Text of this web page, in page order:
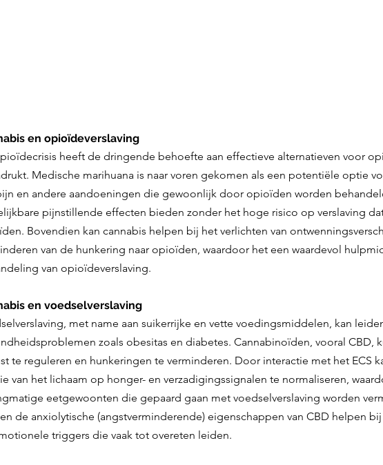
en opioïdeverslaving
heeft de dringende behoefte aan effectieve alternatieven voor
Medische marihuana is naar voren gekomen als een potentiële optie
en andere aandoeningen die gewoonlijk door opioïden worden
pijnstillende effecten bieden zonder het hoge risico op verslaving
Bovendien kan cannabis helpen bij het verlichten van
van de hunkering naar opioïden, waardoor het een waardevol
van opioïdeverslaving.
en voedselverslaving
met name aan suikerrijke en vette voedingsmiddelen, kan
zoals obesitas en diabetes. Cannabinoïden, vooral CBD,
te reguleren en hunkeringen te verminderen. Door interactie met het ECS
van het lichaam op honger- en verzadigingssignalen te normaliseren,
eetgewoonten die gepaard gaan met voedselverslaving worden
de anxiolytische (angstverminderende) eigenschappen van CBD helpen
triggers die vaak tot overeten leiden.